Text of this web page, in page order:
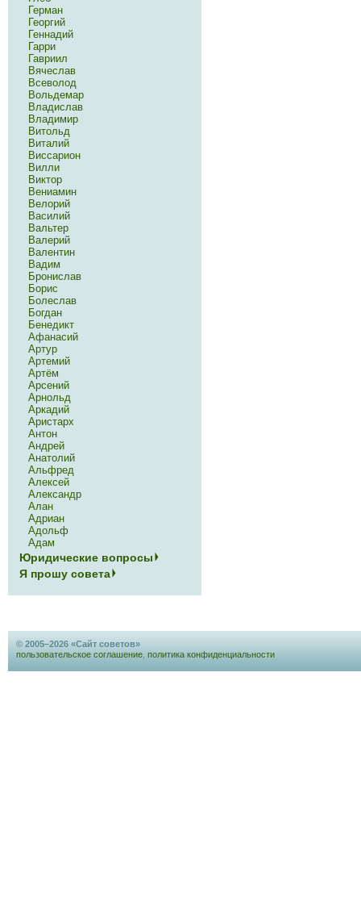
Герман
Георгий
Геннадий
Гарри
Гавриил
Вячеслав
Всеволод
Вольдемар
Владислав
Владимир
Витольд
Виталий
Виссарион
Вилли
Виктор
Вениамин
Велорий
Василий
Вальтер
Валерий
Валентин
Вадим
Бронислав
Борис
Болеслав
Богдан
Бенедикт
Афанасий
Артур
Артемий
Артём
Арсений
Арнольд
Аркадий
Аристарх
Антон
Андрей
Анатолий
Альфред
Алексей
Александр
Алан
Адриан
Адольф
Адам
Юридические вопросы
Я прошу совета
© 2005–2026 «Сайт советов»
пользовательское соглашение политика конфиденциальности